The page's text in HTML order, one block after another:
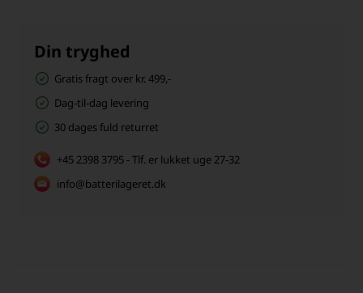
Din tryghed
Gratis fragt over kr. 499,-
Dag-til-dag levering
30 dages fuld returret
+45 2398 3795 - Tlf. er lukket uge 27-32
info@batterilageret.dk